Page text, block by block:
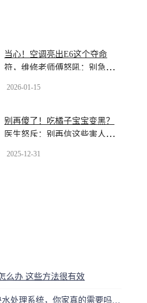
当心！空调亮出E6这个夺命
符，维修老师傅怒吼：别急着
2026-01-15
别再傻了！吃橘子宝宝变黑？
医生怒斥：别再信这些害人谣
2025-12-31
么办 这些方法很有效
别再被忽悠了！中央水处理系统，你家真的需要吗？看完我彻底清醒